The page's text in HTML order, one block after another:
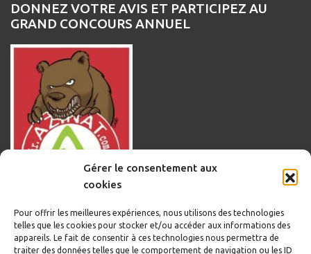
Gérer le consentement aux
cookies
Pour offrir les meilleures expériences, nous utilisons des technologies
telles que les cookies pour stocker et/ou accéder aux informations des
appareils. Le fait de consentir à ces technologies nous permettra de
traiter des données telles que le comportement de navigation ou les ID
DONNEZ VOTRE AVIS ET PARTICIPEZ AU
GRAND CONCOURS ANNUEL